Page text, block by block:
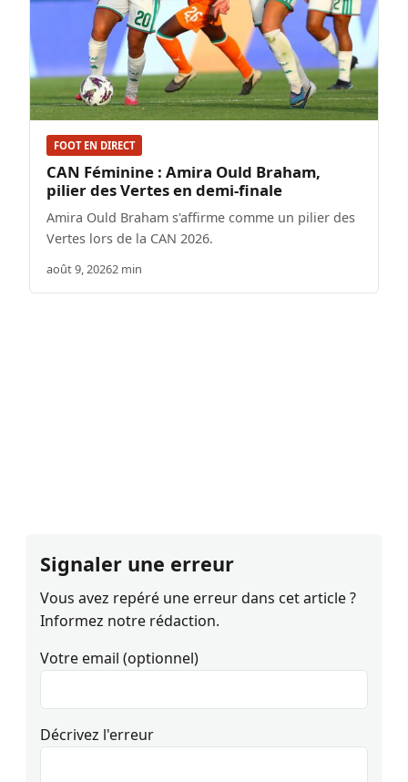
FOOT EN DIRECT
CAN Féminine : Amira Ould Braham,
pilier des Vertes en demi-finale
Amira Ould Braham s'affirme comme un pilier des
Vertes lors de la CAN 2026.
août 9, 20262 min
Signaler une erreur
Vous avez repéré une erreur dans cet article ?
Informez notre rédaction.
Votre email (optionnel)
Décrivez l'erreur